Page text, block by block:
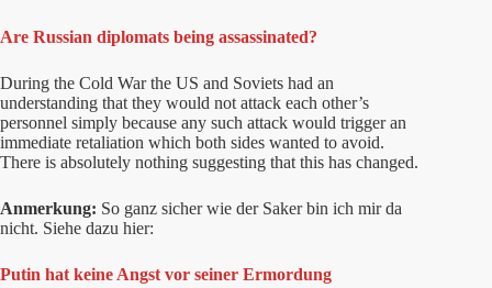
Are Russian diplomats being assassinated?
During the Cold War the US and Soviets had an
understanding that they would not attack each other’s
personnel simply because any such attack would trigger an
immediate retaliation which both sides wanted to avoid.
There is absolutely nothing suggesting that this has changed.
Anmerkung: So ganz sicher wie der Saker bin ich mir da
nicht. Siehe dazu hier:
Putin hat keine Angst vor seiner Ermordung